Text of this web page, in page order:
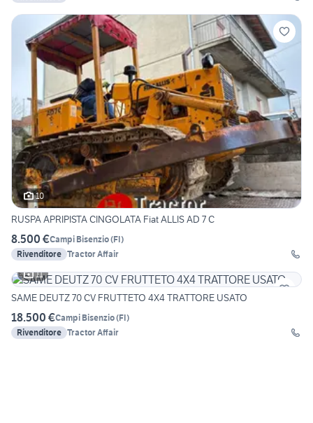
10
RUSPA APRIPISTA CINGOLATA Fiat ALLIS AD 7 C
8.500 €Campi Bisenzio(FI)
Rivenditore Tractor Affair
11
SAME DEUTZ 70 CV FRUTTETO 4X4 TRATTORE USATO
18.500 €Campi Bisenzio(FI)
Rivenditore Tractor Affair